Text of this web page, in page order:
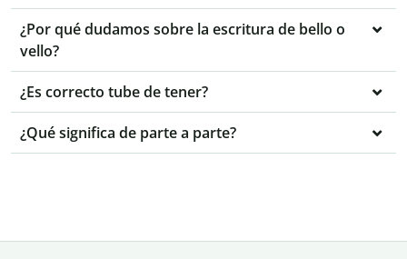
¿Por qué dudamos sobre la escritura de bello o
vello?
¿Es correcto tube de tener?
¿Qué significa de parte a parte?